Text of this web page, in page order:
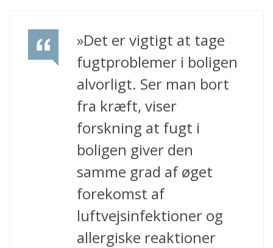
»Det er vigtigt at tage
fugtproblemer i boligen
alvorligt. Ser man bort
fra kræft, viser
forskning at fugt i
boligen giver den
samme grad af øget
forekomst af
luftvejsinfektioner og
allergiske reaktioner